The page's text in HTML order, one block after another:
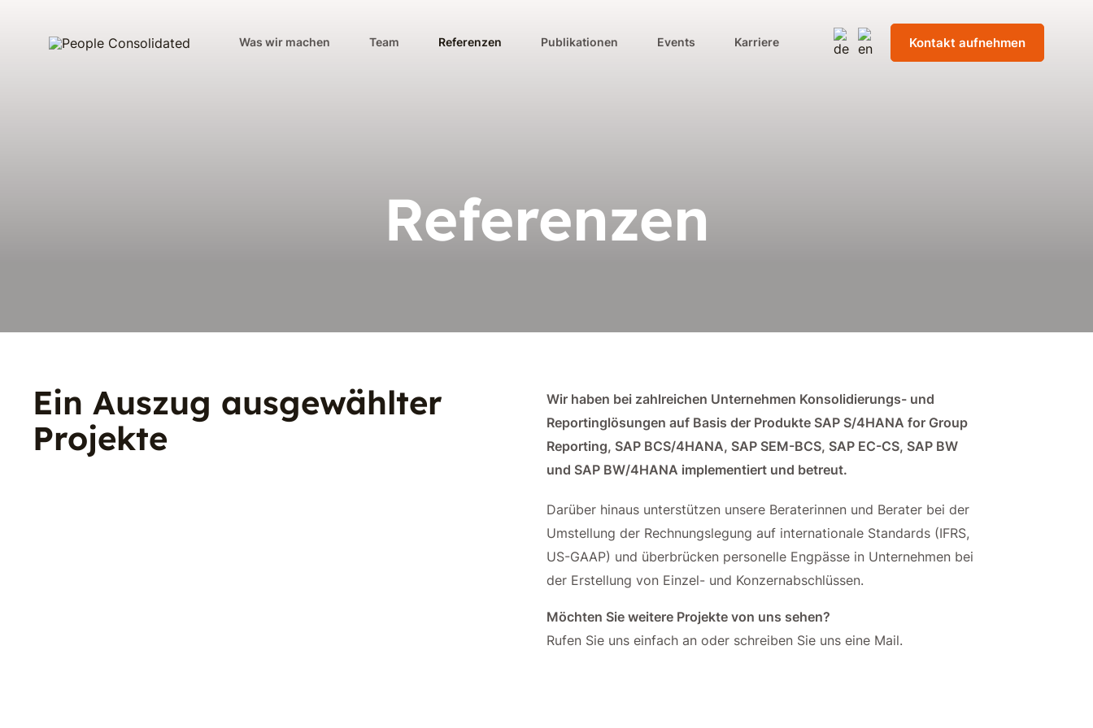
Was wir machen Team Referenzen Publikationen Events Karriere Kontakt aufnehmen
Referenzen
Ein Auszug ausgewählter
Projekte
Wir haben bei zahlreichen Unternehmen Konsolidierungs- und
Reportinglösungen auf Basis der Produkte SAP S/4HANA for Group
Reporting, SAP BCS/4HANA, SAP SEM-BCS, SAP EC-CS, SAP BW
und SAP BW/4HANA implementiert und betreut.
Darüber hinaus unterstützen unsere Beraterinnen und Berater bei der
Umstellung der Rechnungslegung auf internationale Standards (IFRS,
US-GAAP) und überbrücken personelle Engpässe in Unternehmen bei
der Erstellung von Einzel- und Konzernabschlüssen.
Möchten Sie weitere Projekte von uns sehen?
Rufen Sie uns einfach an oder schreiben Sie uns eine Mail.